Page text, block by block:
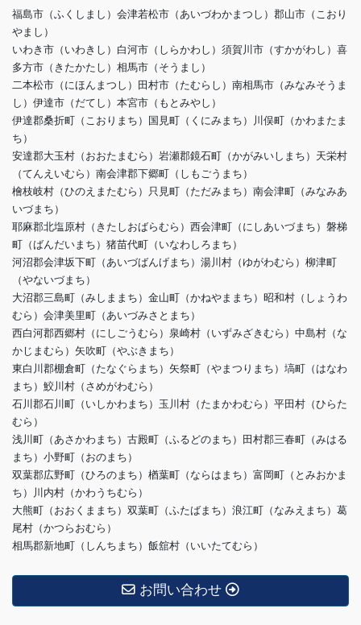
福島市（ふくしまし）会津若松市（あいづわかまつし）郡山市（こおり
やまし）
いわき市（いわきし）白河市（しらかわし）須賀川市（すかがわし）喜
多方市（きたかたし）相馬市（そうまし）
二本松市（にほんまつし）田村市（たむらし）南相馬市（みなみそうま
し）伊達市（だてし）本宮市（もとみやし）
伊達郡桑折町（こおりまち）国見町（くにみまち）川俣町（かわまたま
ち）
安達郡大玉村（おおたまむら）岩瀬郡鏡石町（かがみいしまち）天栄村
（てんえいむら）南会津郡下郷町（しもごうまち）
檜枝岐村（ひのえまたむら）只見町（ただみまち）南会津町（みなみあ
いづまち）
耶麻郡北塩原村（きたしおばらむら）西会津町（にしあいづまち）磐梯
町（ばんだいまち）猪苗代町（いなわしろまち）
河沼郡会津坂下町（あいづばんげまち）湯川村（ゆがわむら）柳津町
（やないづまち）
大沼郡三島町（みしままち）金山町（かねやままち）昭和村（しょうわ
むら）会津美里町（あいづみさとまち）
西白河郡西郷村（にしごうむら）泉崎村（いずみざきむら）中島村（な
かじまむら）矢吹町（やぶきまち）
東白川郡棚倉町（たなぐらまち）矢祭町（やまつりまち）塙町（はなわ
まち）鮫川村（さめがわむら）
石川郡石川町（いしかわまち）玉川村（たまかわむら）平田村（ひらた
むら）
浅川町（あさかわまち）古殿町（ふるどのまち）田村郡三春町（みはる
まち）小野町（おのまち）
双葉郡広野町（ひろのまち）楢葉町（ならはまち）富岡町（とみおかま
ち）川内村（かわうちむら）
大熊町（おおくままち）双葉町（ふたばまち）浪江町（なみえまち）葛
尾村（かつらおむら）
相馬郡新地町（しんちまち）飯舘村（いいたてむら）
お問い合わせ